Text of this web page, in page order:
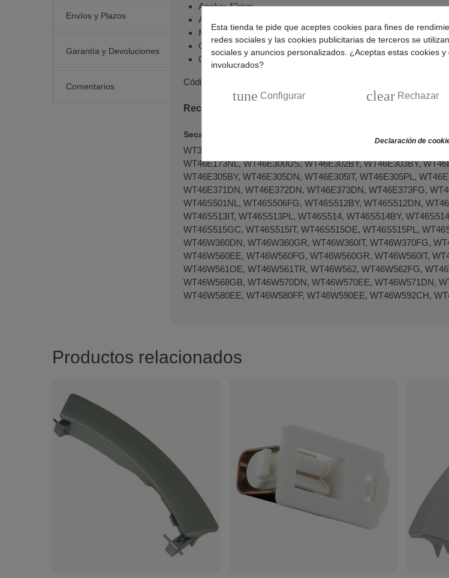
Envíos y Plazos
Garantía y Devoluciones
Comentarios
Ancho: 42mm.
Alto: 35mm.
Material: Plástico.
Color: Gris inox.
Orificios para tornillos: 3.
Códigos originales:
Recambio tirador puerta secadora Siemens compatible
Secadoras SIEMENS
WT36V100US, WT36V302FG, WT36V302NL, WT36V303FG,
WT46E173NL, WT46E300US, WT46E302BY, WT46E303BY,
WT46E305BY, WT46E305DN, WT46E305IT, WT46E305PL,
WT46E371DN, WT46E372DN, WT46E373DN, WT46E373FG,
WT46S501NL, WT46S506FG, WT46S512BY, WT46S512DN,
WT46S513IT, WT46S513PL, WT46S514, WT46S514BY,
WT46S515GC, WT46S515IT, WT46S515OE, WT46S515PL,
WT46W360DN, WT46W360GR, WT46W360IT, WT46W370FG,
WT46W560EE, WT46W560FG, WT46W560GR, WT46W560IT,
WT46W561OE, WT46W561TR, WT46W562, WT46W562FG,
WT46W568GB, WT46W570DN, WT46W570EE, WT46W571DN,
WT46W580EE, WT46W580FF, WT46W590EE, WT46W592CH,
Productos relacionados
Esta tienda te pide que aceptes cookies para fines de
redes sociales y las cookies publicitarias de terceros se
sociales y anuncios personalizados. ¿Aceptas estas cookies
involucrados?
tune Configurar clear Rechazar
Declaración de